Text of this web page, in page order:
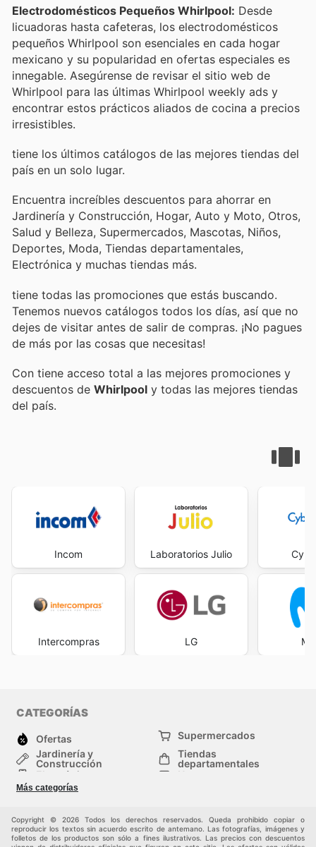
Electrodomésticos Pequeños Whirlpool: Desde
licuadoras hasta cafeteras, los electrodomésticos
pequeños Whirlpool son esenciales en cada hogar
mexicano y su popularidad en ofertas especiales es
innegable. Asegúrense de revisar el sitio web de
Whirlpool para las últimas Whirlpool weekly ads y
encontrar estos prácticos aliados de cocina a precios
irresistibles.
tiene los últimos catálogos de las mejores tiendas del
país en un solo lugar.
Encuentra increíbles descuentos para ahorrar en
Jardinería y Construcción, Hogar, Auto y Moto, Otros,
Salud y Belleza, Supermercados, Mascotas, Niños,
Deportes, Moda, Tiendas departamentales,
Electrónica y muchas tiendas más.
tiene todas las promociones que estás buscando.
Tenemos nuevos catálogos todos los días, así que no
dejes de visitar antes de salir de compras. ¡No pagues
de más por las cosas que necesitas!
Con tiene acceso total a las mejores promociones y
descuentos de Whirlpool y todas las mejores tiendas
del país.
Incom
Intercompras
Laboratorios Julio
LG
CATEGORÍAS
Ofertas
Supermercados
Jardinería y
Construcción
Tiendas
departamentales
Electrónica
Hogar
Salud y Belleza
Otros
Más categorías
Copyright © 2026 Todos los derechos reservados. Queda prohibido copiar o
reproducir los textos sin acuerdo escrito de antemano. Las fotografías, imágenes y
folletos de los productos son sólo a fines ilustrativos. Las precios con descuentos